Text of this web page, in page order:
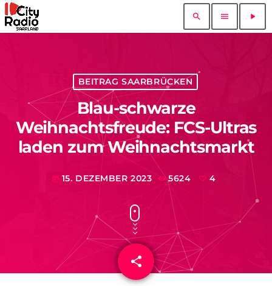
search menu play_arrow
BEITRAG SAARBRÜCKEN
Blau-schwarze
Weihnachtsfreude: FCS-Ultras
laden zum Weihnachtsmarkt
today 15. DEZEMBER 2023 5624 4
share
email